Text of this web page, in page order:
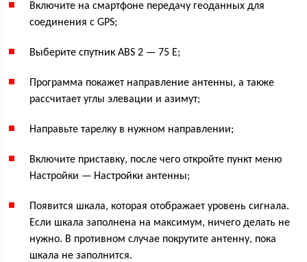
Включите на смартфоне передачу геоданных для
соединения с GPS;
Выберите спутник ABS 2 — 75 E;
Программа покажет направление антенны, а также
рассчитает углы элевации и азимут;
Направьте тарелку в нужном направлении;
Включите приставку, после чего откройте пункт меню
Настройки — Настройки антенны;
Появится шкала, которая отображает уровень сигнала.
Если шкала заполнена на максимум, ничего делать не
нужно. В противном случае покрутите антенну, пока
шкала не заполнится.